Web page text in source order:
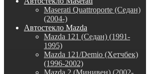
Maserati Quattroporte (Седан)
(2004-)
Автостекло Mazda
Mazda 121 (Седан) (1991-
1995)
Mazda 121/Demio (Хетчбек)
(1996-2002)
Mazda 2 (Минивен) (2002-